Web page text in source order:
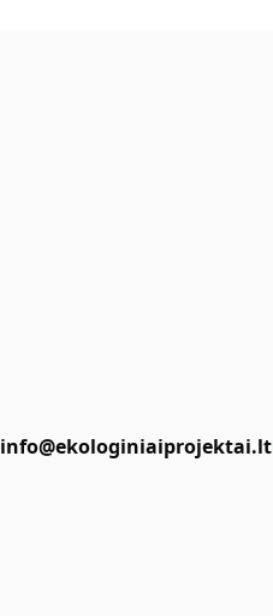
info@ekologiniaiprojektai.lt